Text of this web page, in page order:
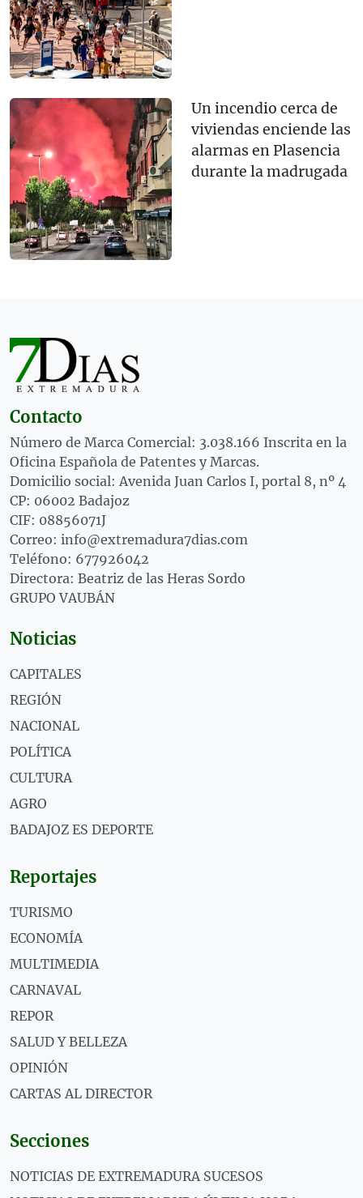
Un incendio cerca de
viviendas enciende las
alarmas en Plasencia
durante la madrugada
Contacto
Número de Marca Comercial: 3.038.166 Inscrita en la
Oficina Española de Patentes y Marcas.
Domicilio social: Avenida Juan Carlos I, portal 8, nº 4
CP: 06002 Badajoz
CIF: 08856071J
Correo: info@extremadura7dias.com
Teléfono: 677926042
Directora: Beatriz de las Heras Sordo
GRUPO VAUBÁN
Noticias
CAPITALES
REGIÓN
NACIONAL
POLÍTICA
CULTURA
AGRO
BADAJOZ ES DEPORTE
Reportajes
TURISMO
ECONOMÍA
MULTIMEDIA
CARNAVAL
REPOR
SALUD Y BELLEZA
OPINIÓN
CARTAS AL DIRECTOR
Secciones
NOTICIAS DE EXTREMADURA SUCESOS